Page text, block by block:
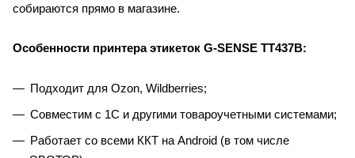
собираются прямо в магазине.
Особенности принтера этикеток G-SENSE TT437B:
Подходит для Ozon, Wildberries;
Совместим с 1С и другими товароучетными системами;
Работает со всеми ККТ на Android (в том числе